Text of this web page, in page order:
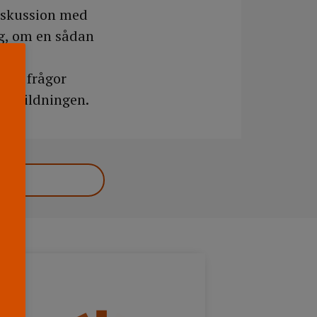
med
om en sådan
de frågor